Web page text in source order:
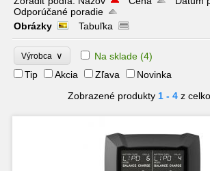
Odporúčané poradie
Obrázky
Tabuľka
Výrobca ∨ Na sklade (4)
Tip
Akcia Zľava
Novinka
Zobrazené produkty 1 - 4 z